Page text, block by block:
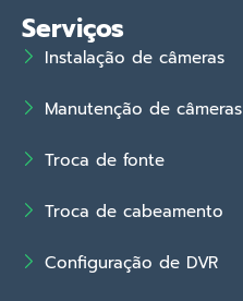
Serviços
Instalação de câmeras
Manutenção de câmeras
Troca de fonte
Troca de cabeamento
Configuração de DVR